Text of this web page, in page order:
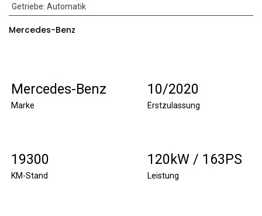
Getriebe: Automatik
Mercedes-Benz
Mercedes-Benz
Marke
10/2020
Erstzulassung
19300
KM-Stand
120kW / 163PS
Leistung